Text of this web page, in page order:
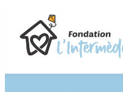
contenu